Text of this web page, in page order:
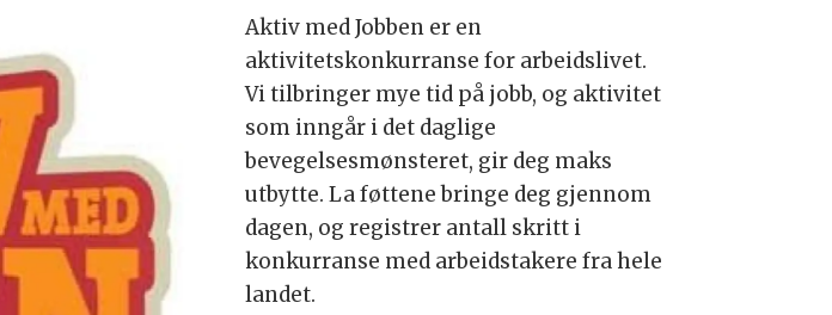
Aktiv med Jobben er en
aktivitetskonkurranse for arbeidslivet.
Vi tilbringer mye tid på jobb, og aktivitet
som inngår i det daglige
bevegelsesmønsteret, gir deg maks
utbytte. La føttene bringe deg gjennom
dagen, og registrer antall skritt i
konkurranse med arbeidstakere fra hele
landet.